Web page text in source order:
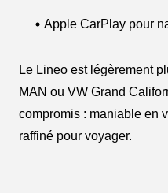
Apple CarPlay pour
Le Lineo est légèrement
MAN ou VW Grand
compromis : maniable en
raffiné pour voyager.